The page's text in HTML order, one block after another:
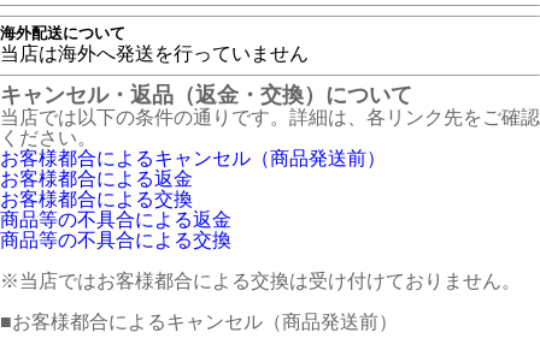
海外配送について
当店は海外へ発送を行っていません
キャンセル・返品（返金・交換）について
当店では以下の条件の通りです。詳細は、各リンク先をご確認
ください。
お客様都合によるキャンセル（商品発送前）
お客様都合による返金
お客様都合による交換
商品等の不具合による返金
商品等の不具合による交換
※当店ではお客様都合による交換は受け付けておりません。
■お客様都合によるキャンセル（商品発送前）